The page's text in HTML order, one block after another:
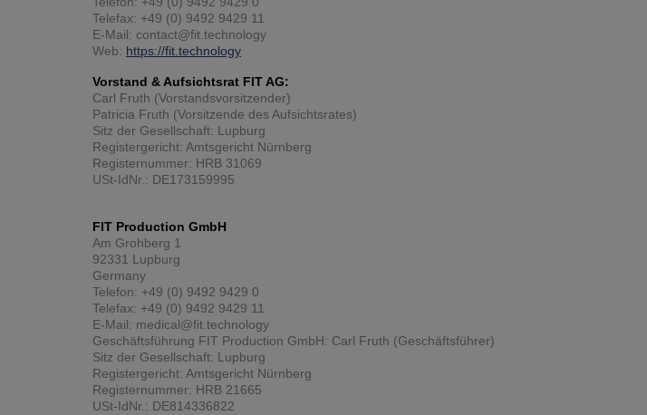
Telefax: +49 (0) 9492 9429 11
E-Mail: contact@fit.technology
Web: https://fit.technology
Vorstand & Aufsichtsrat FIT AG:
Carl Fruth (Vorstandsvorsitzender)
Patricia Fruth (Vorsitzende des Aufsichtsrates)
Sitz der Gesellschaft: Lupburg
Registergericht: Amtsgericht Nürnberg
Registernummer: HRB 31069
USt-IdNr.: DE173159995
FIT Production GmbH
Am Grohberg 1
92331 Lupburg
Germany
Telefon: +49 (0) 9492 9429 0
Telefax: +49 (0) 9492 9429 11
E-Mail: medical@fit.technology
Geschäftsführung FIT Production GmbH: Carl Fruth (Geschäftsführer)
Sitz der Gesellschaft: Lupburg
Registergericht: Amtsgericht Nürnberg
Registernummer: HRB 21665
USt-IdNr.: DE814336822